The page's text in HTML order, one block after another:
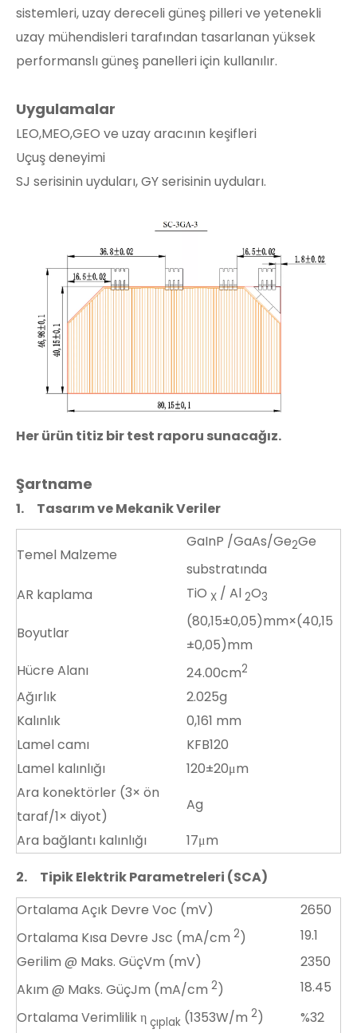
sistemleri, uzay dereceli güneş pilleri ve yetenekli
uzay mühendisleri tarafından tasarlanan yüksek
performanslı güneş panelleri için kullanılır.
Uygulamalar
LEO,MEO,GEO ve uzay aracının keşifleri
Uçuş deneyimi
SJ serisinin uyduları, GY serisinin uyduları.
Her ürün titiz bir test raporu sunacağız.
Şartname
1. Tasarım ve Mekanik Veriler
Temel Malzeme
GaInP /GaAs/Ge2Ge
substratında
AR kaplama
TiO X / Al 2O3
Boyutlar
(80,15±0,05)mm×(40,15
±0,05)mm
Hücre Alanı
24.00cm2
Ağırlık
2.025g
Kalınlık
0,161 mm
Lamel camı
KFB120
Lamel kalınlığı
120±20μm
Ara konektörler (3× ön
taraf/1× diyot)
Ag
Ara bağlantı kalınlığı
17μm
2.
Tipik Elektrik Parametreleri (SCA)
Ortalama Açık Devre Voc (mV)
2650
Ortalama Kısa Devre Jsc (mA/cm 2)
19.1
Gerilim @ Maks. GüçVm (mV)
2350
Akım @ Maks. GüçJm (mA/cm 2)
18.45
Ortalama Verimlilik η çıplak (1353W/m 2) %32